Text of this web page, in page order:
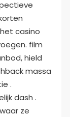
casino
film
hield
massa
.
dash .
ze